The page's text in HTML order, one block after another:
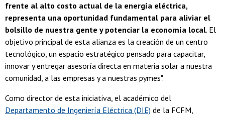
frente al alto costo actual de la energía eléctrica,
representa una oportunidad fundamental para aliviar el
bolsillo de nuestra gente y potenciar la economía local. El
objetivo principal de esta alianza es la creación de un centro
tecnológico, un espacio estratégico pensado para capacitar,
innovar y entregar asesoría directa en materia solar a nuestra
comunidad, a las empresas y a nuestras pymes".
Como director de esta iniciativa, el académico del
Departamento de Ingeniería Eléctrica (DIE) de la FCFM,